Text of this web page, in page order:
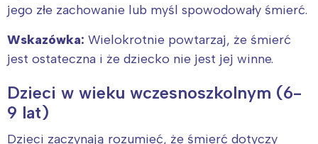
jego złe zachowanie lub myśl spowodowały śmierć.
Wskazówka: Wielokrotnie powtarzaj, że śmierć
jest ostateczna i że dziecko nie jest jej winne.
Dzieci w wieku wczesnoszkolnym (6-
9 lat)
Dzieci zaczynają rozumieć, że śmierć dotyczy